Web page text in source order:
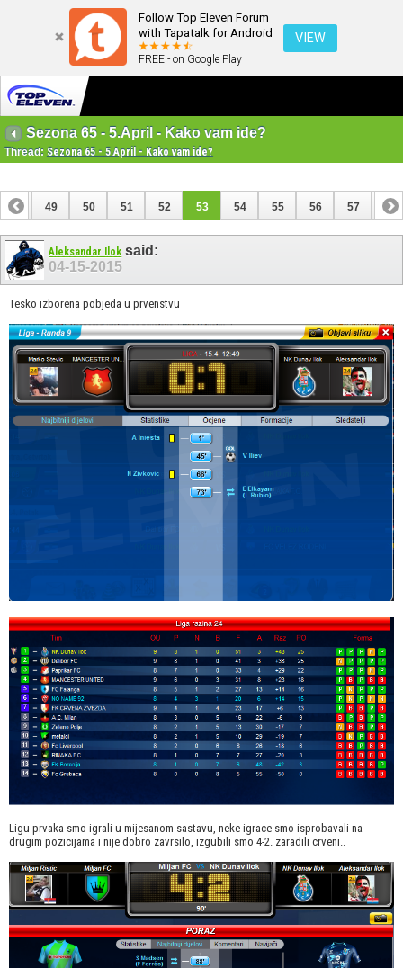
Follow Top Eleven Forum
with Tapatalk for Android
FREE - on Google Play
VIEW
Sezona 65 - 5.April - Kako vam ide?
Thread: Sezona 65 - 5.April - Kako vam ide?
48 49 50 51 52 53 54 55 56 57 58
68
Aleksandar Ilok said:
04-15-2015
Tesko izborena pobjeda u prvenstvu
Ligu prvaka smo igrali u mijesanom sastavu, neke igrace smo isprobavali na
drugim pozicijama i nije dobro zavrsilo, izgubili smo 4-2. zaradili crveni..